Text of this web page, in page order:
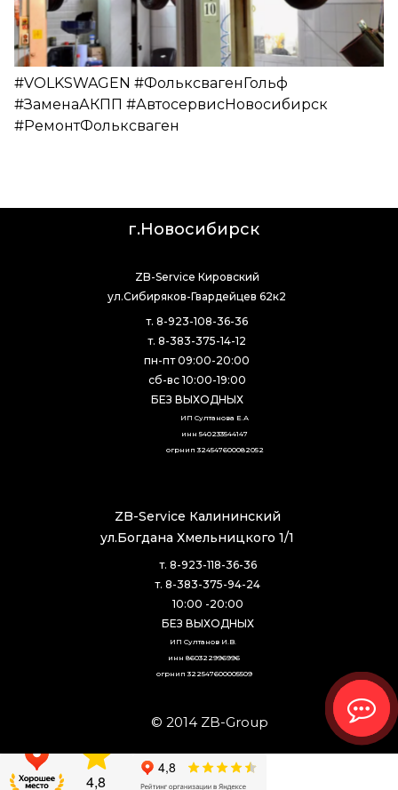
#VOLKSWAGEN #ФольксвагенГольф
#ЗаменаАКПП #АвтосервисНовосибирск
#РемонтФольксваген
© 2014 ZB-Group
г.Новосибирск
т. 8-923-108-36-36
т. 8-383-375-14-12
пн-пт 09:00-20:00
сб-вс 10:00-19:00
БЕЗ ВЫХОДНЫХ
ZB-Service Калининский
ул.Богдана Хмельницкого 1/1
т. 8-923-118-36-36
т. 8-383-375-94-24
10:00 -20:00
БЕЗ ВЫХОДНЫХ
ZB-Service Кировский
ул.Сибиряков-Гвардейцев 62к2
ИП Султанова Е.А
инн 540233544147
огрнип 324547600082052
ИП Султанов И.В.
инн 860322996996
огрнип 322547600005509